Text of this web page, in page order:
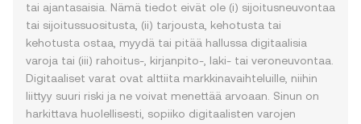
tai ajantasaisia. Nämä tiedot eivät ole (i) sijoitusneuvontaa
tai sijoitussuositusta, (ii) tarjousta, kehotusta tai
kehotusta ostaa, myydä tai pitää hallussa digitaalisia
varoja tai (iii) rahoitus-, kirjanpito-, laki- tai veroneuvontaa.
Digitaaliset varat ovat alttiita markkinavaihteluille, niihin
liittyy suuri riski ja ne voivat menettää arvoaan. Sinun on
harkittava huolellisesti, sopiiko digitaalisten varojen